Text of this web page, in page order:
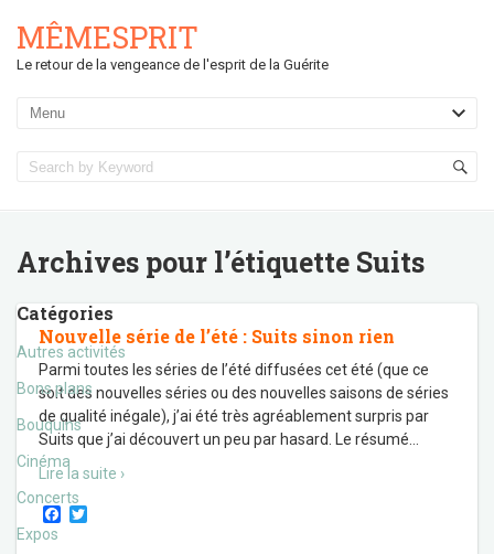
MÊMESPRIT
Le retour de la vengeance de l'esprit de la Guérite
Archives pour l’étiquette Suits
Catégories
Autres activités
Bons plans
Bouquins
Cinéma
Concerts
Expos
Nouvelle série de l’été : Suits sinon rien
Parmi toutes les séries de l’été diffusées cet été (que ce
soit des nouvelles séries ou des nouvelles saisons de séries
de qualité inégale), j’ai été très agréablement surpris par
Suits que j’ai découvert un peu par hasard. Le résumé
Lire la suite ›
F